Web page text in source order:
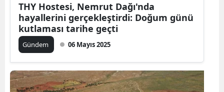
THY Hostesi, Nemrut Dağı'nda
hayallerini gerçekleştirdi: Doğum günü
kutlaması tarihe geçti
Gündem 06 Mayıs 2025